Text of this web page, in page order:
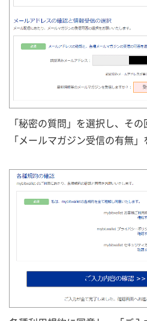
「秘密の質問」を選択し、そ
「メールマガジン受信の有無」